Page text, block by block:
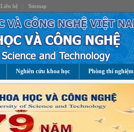
Liên hệ| Sitemap
Nghiên cứu khoa học Phòng thí nghiệm